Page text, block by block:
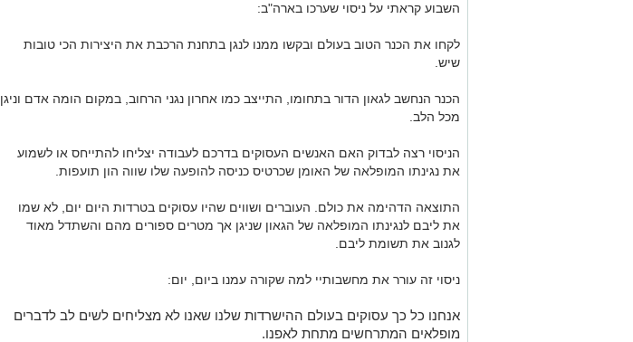
השבוע קראתי על ניסוי שערכו בארה"ב:
לקחו את הכנר הטוב בעולם ובקשו ממנו לנגן בתחנת הרכבת את היצירות הכי טובות
שיש.
הכנר הנחשב לגאון הדור בתחומו, התייצב כמו אחרון נגני הרחוב, במקום הומה אדם וניגן
מכל הלב.
הניסוי רצה לבדוק האם האנשים העסוקים בדרכם לעבודה יצליחו להתייחס או לשמוע
את נגינתו המופלאה של האומן שכרטיס כניסה להופעה שלו שווה הון תועפות.
התוצאה הדהימה את כולם. העוברים ושווים שהיו עסוקים בטרדות היום יום, לא שמו
את ליבם לנגינתו המופלאה של הגאון שניגן אך מטרים ספורים מהם והשתדל מאוד
לגנוב את תשומת ליבם.
ניסוי זה עורר את מחשבותיי למה שקורה עמנו ביום, יום:
אנחנו כל כך עסוקים בעולם ההישרדות שלנו שאנו לא מצליחים לשים לב לדברים
מופלאים המתרחשים מתחת לאפנו.